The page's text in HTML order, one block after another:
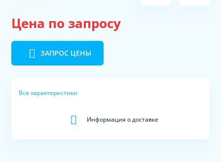
Цена по запросу
ЗАПРОС ЦЕНЫ
Все характеристики
Информация о доставке